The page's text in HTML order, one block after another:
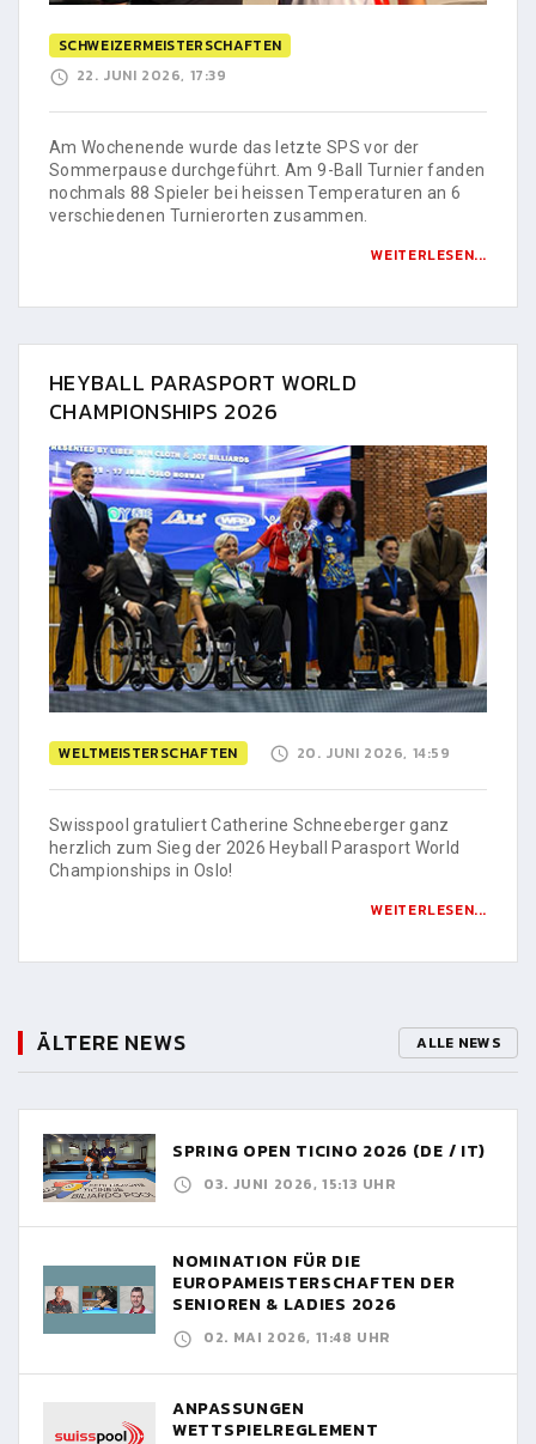
SCHWEIZERMEISTERSCHAFTEN
22. JUNI 2026, 17:39
Am Wochenende wurde das letzte SPS vor der
Sommerpause durchgeführt. Am 9-Ball Turnier fanden
nochmals 88 Spieler bei heissen Temperaturen an 6
verschiedenen Turnierorten zusammen.
WEITERLESEN...
HEYBALL PARASPORT WORLD
CHAMPIONSHIPS 2026
WELTMEISTERSCHAFTEN 20. JUNI 2026, 14:59
Swisspool gratuliert Catherine Schneeberger ganz
herzlich zum Sieg der 2026 Heyball Parasport World
Championships in Oslo!
WEITERLESEN...
ÄLTERE NEWS ALLE NEWS
SPRING OPEN TICINO 2026 (DE / IT)
03. JUNI 2026, 15:13 UHR
NOMINATION FÜR DIE
EUROPAMEISTERSCHAFTEN DER
SENIOREN & LADIES 2026
02. MAI 2026, 11:48 UHR
ANPASSUNGEN
WETTSPIELREGLEMENT